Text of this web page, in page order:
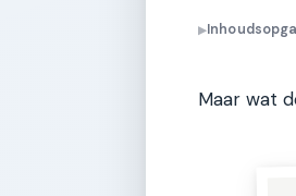
▶
Maar wat